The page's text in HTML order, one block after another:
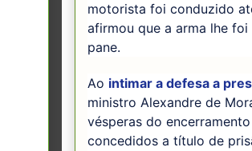
motorista foi conduzido
afirmou que a arma lhe
pane.
Ao intimar a defesa a
ministro Alexandre de
vésperas do
concedidos a título de